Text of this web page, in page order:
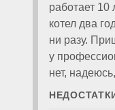
работает 10
котел два
ни разу.
у
нет,